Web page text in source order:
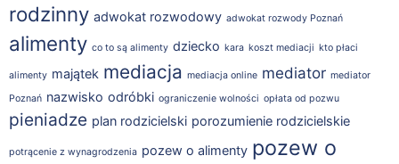
rodzinny adwokat rozwodowy adwokat rozwody Poznań
alimenty co to są alimenty dziecko kara koszt mediacji kto płaci
alimenty majątek mediacja mediacja online mediator mediator
Poznań nazwisko odróbki ograniczenie wolności opłata od pozwu
pieniadze plan rodzicielski porozumienie rodzicielskie
potrącenie z wynagrodzenia pozew o alimenty pozew o